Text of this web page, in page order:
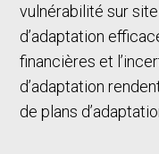
vulnérabilité sur
d’adaptation
financières et
d’adaptation
de plans